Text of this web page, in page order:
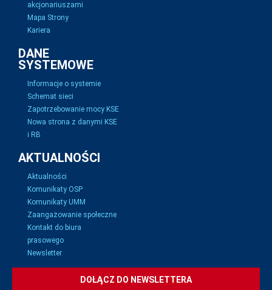
akcjonariuszami
Mapa Strony
Kariera
DANE
SYSTEMOWE
Informacje o systemie
Schemat sieci
Zapotrzebowanie mocy KSE
Nowa strona z danymi KSE
i RB
AKTUALNOŚCI
Aktualności
Komunikaty OSP
Komunikaty UMM
Zaangażowanie społeczne
Kontakt do biura
prasowego
Newsletter
DOŁĄCZ DO NEWSLETTERA